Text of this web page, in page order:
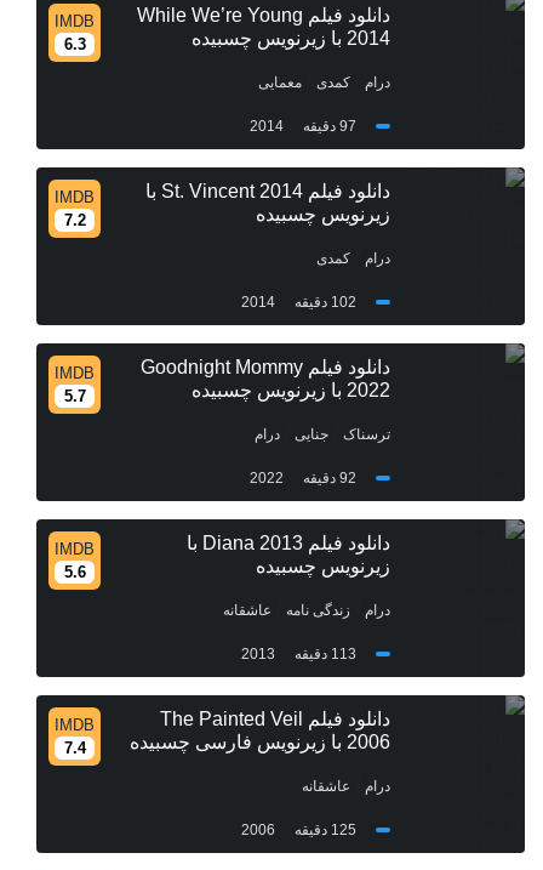
دانلود فیلم While We’re Young
2014 با زیرنویس چسبیده
IMDB
6.3
درام کمدی معمایی
97 دقیقه 2014
دانلود فیلم St. Vincent 2014 با
زیرنویس چسبیده
IMDB
7.2
درام کمدی
102 دقیقه 2014
دانلود فیلم Goodnight Mommy
2022 با زیرنویس چسبیده
IMDB
5.7
ترسناک جنایی درام
92 دقیقه 2022
دانلود فیلم Diana 2013 با
زیرنویس چسبیده
IMDB
5.6
درام زندگی نامه عاشقانه
113 دقیقه 2013
دانلود فیلم The Painted Veil
2006 با زیرنویس فارسی چسبیده
IMDB
7.4
درام عاشقانه
125 دقیقه 2006